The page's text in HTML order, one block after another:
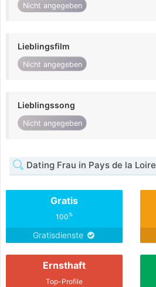
Nicht angegeben
Lieblingsfilm
Nicht angegeben
Lieblingssong
Nicht angegeben
Dating Frau in Pays de la Loire
Gratis
100%
Gratisdienste
Ernsthaft
Top-Profile